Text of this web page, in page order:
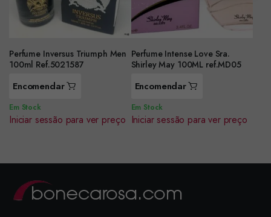
Perfume Inversus Triumph Men
100ml Ref.5021587
Encomendar
Em Stock
Iniciar sessão para ver preço
Perfume Intense Love Sra.
Shirley May 100ML ref.MD05
Encomendar
Em Stock
Iniciar sessão para ver preço